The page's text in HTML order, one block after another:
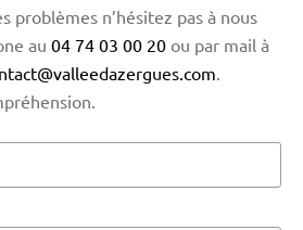
problèmes n’hésitez pas à nous
au 04 74 03 00 20 ou par mail à
.